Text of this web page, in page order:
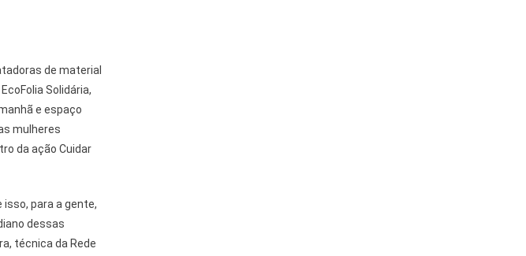
de material
Solidária,
e espaço
mulheres
da ação Cuidar
isso, para a gente,
dessas
técnica da Rede